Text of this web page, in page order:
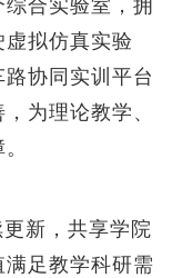
合实验室，拥
拟仿真实验
协同实训平台
为理论教学、
新，共享学院
足教学科研需